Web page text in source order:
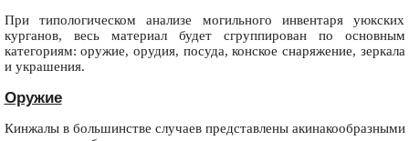
При типологическом анализе могильного инвентаря уюкских
курганов, весь материал будет сгруппирован по основным
категориям: оружие, орудия, посуда, конское снаряжение, зеркала
и украшения.
Оружие
Кинжалы в большинстве случаев представлены акинакообразными